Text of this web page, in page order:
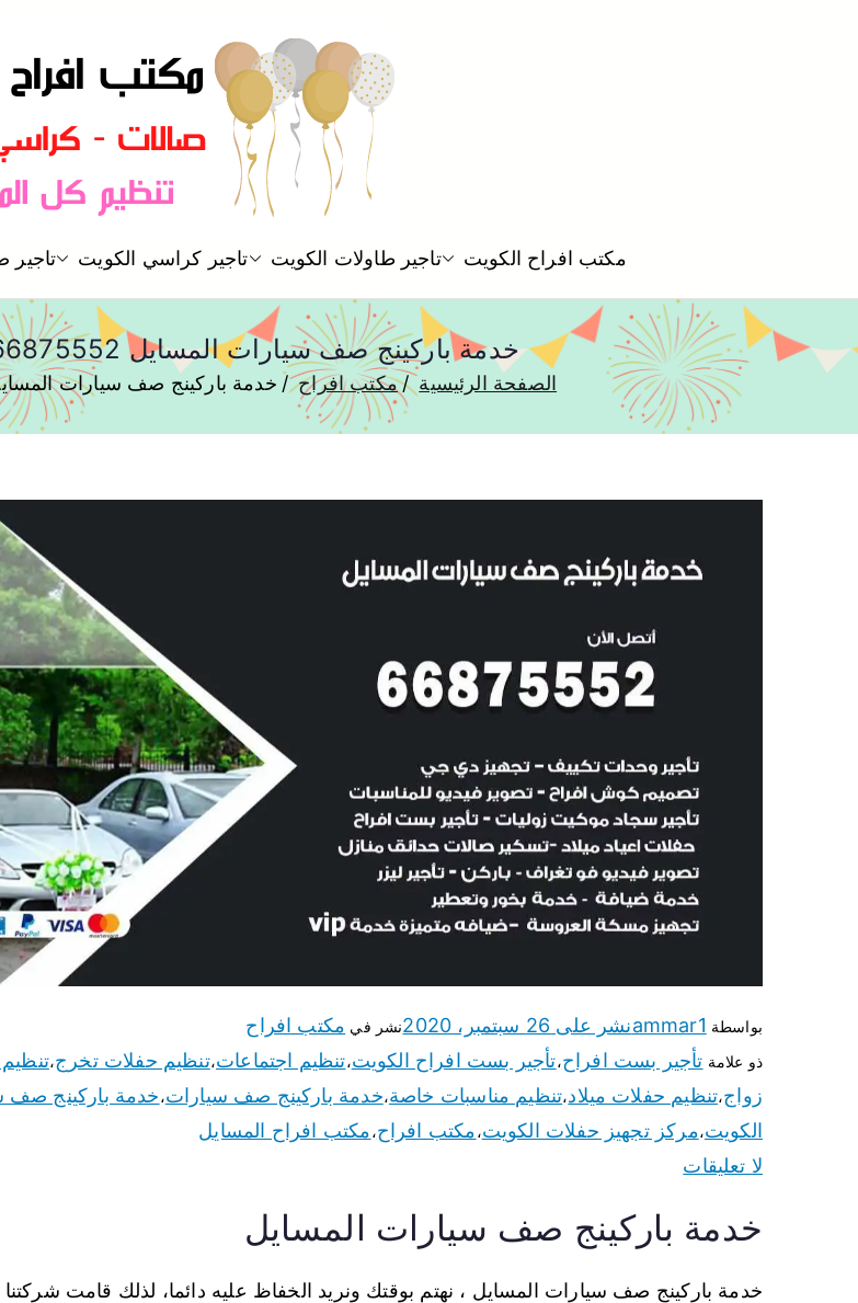
مكتب افراح
مكتب افراح و مكتب افراح الكويت تاجير طاولات الكويت تاجير كراسي الكويت تاجير
خدمة باركينج صف سيارات المسايل 66875552 ركن سيارات للمناسبات
الصفحة الرئيسية مكتب افراح خدمة باركينج صف سيارات المسايل 66875552 ركن سيارات
بواسطة ammar1نشر على 26 سبتمبر، 2020 نشر في مكتب افراح
ذو علامة تأجير بست افراح،تأجير بست افراح الكويت،تنظيم اجتماعات،تنظيم حفلات تخرج،
زواج،تنظيم حفلات ميلاد،تنظيم مناسبات خاصة،خدمة باركينج صف سيارات،خدمة باركينج صف
الكويت،مركز تجهيز حفلات الكويت،مكتب افراح،مكتب افراح المسايل
لا تعليقات
خدمة باركينج صف سيارات المسايل
خدمة باركينج صف سيارات المسايل ، نهتم بوقتك ونريد الخفاظ عليه دائما، لذلك قامت شركتنا